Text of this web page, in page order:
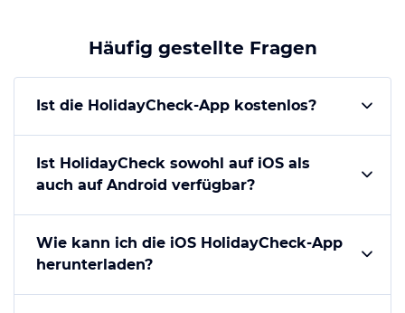
Häufig gestellte Fragen
Ist die HolidayCheck-App kostenlos?
Ist HolidayCheck sowohl auf iOS als
auch auf Android verfügbar?
Wie kann ich die iOS HolidayCheck-App
herunterladen?